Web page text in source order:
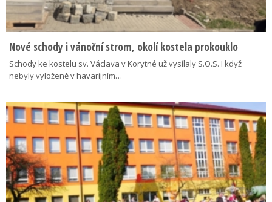
Nové schody i vánoční strom, okolí kostela prokouklo
Schody ke kostelu sv. Václava v Korytné už vysílaly S.O.S. I když
nebyly vyloženě v havarijním…